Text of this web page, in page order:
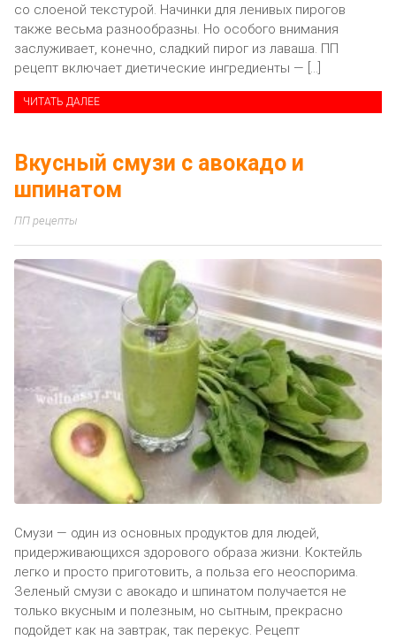
со слоеной текстурой. Начинки для ленивых пирогов
также весьма разнообразны. Но особого внимания
заслуживает, конечно, сладкий пирог из лаваша. ПП
рецепт включает диетические ингредиенты — […]
ЧИТАТЬ ДАЛЕЕ
Вкусный смузи с авокадо и
шпинатом
ПП рецепты
Смузи — один из основных продуктов для людей,
придерживающихся здорового образа жизни. Коктейль
легко и просто приготовить, а польза его неоспорима.
Зеленый смузи с авокадо и шпинатом получается не
только вкусным и полезным, но сытным, прекрасно
подойдет как на завтрак, так перекус. Рецепт